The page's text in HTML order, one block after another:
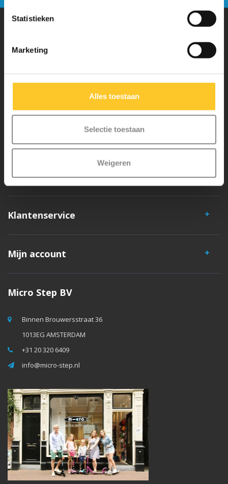
Statistieken
Marketing
Alles toestaan
Selectie toestaan
Weigeren
Waarom Micro Step?
Micro Mobility is de uitvinder van de compacte vouwstep en de
veiligheid en zeer duurzaam. Elk onderdeel is los te vervangen. Je
hebt jarenlang plezier van een Micro step!
Klantenservice
Mijn account
Micro Step BV
Binnen Brouwersstraat 36
1013EG AMSTERDAM
+31 20 320 6409
info@micro-step.nl